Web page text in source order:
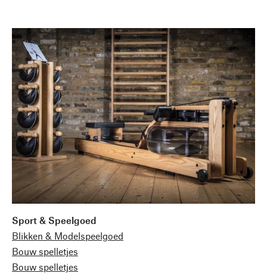
Sport & Speelgoed
Blikken & Modelspeelgoed
Bouw spelletjes
Bouw spelletjes